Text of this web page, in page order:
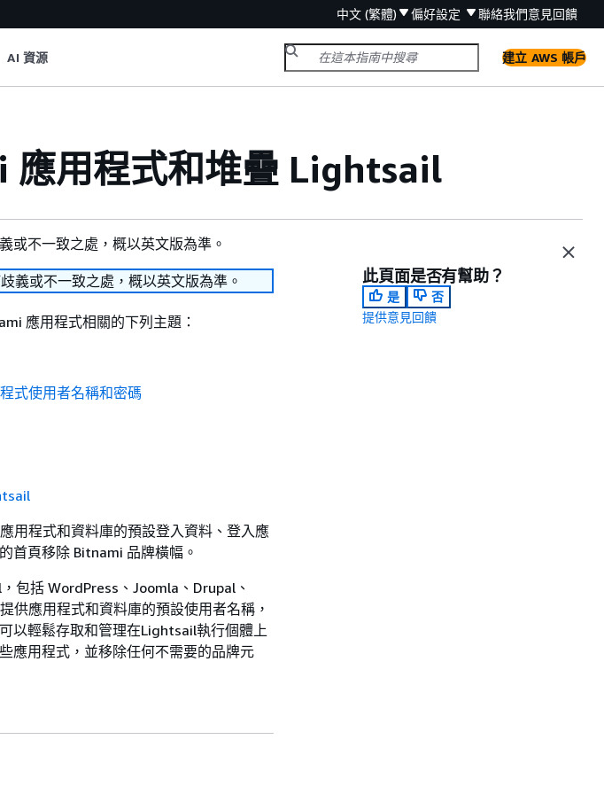
中文 (繁體) 偏好設定 聯絡我們意見回饋
AI 資源 建立 AWS 帳戶
應用程式和堆疊 Lightsail
或不一致之處，概以英文版為準。
義或不一致之處，概以英文版為準。
應用程式相關的下列主題：
式使用者名稱和密碼
用程式和資料庫的預設登入資料、登入應
首頁移除 Bitnami 品牌橫幅。
包括 WordPress、Joomla、Drupal、
供應用程式和資料庫的預設使用者名稱，
以輕鬆存取和管理在Lightsail執行個體上
應用程式，並移除任何不需要的品牌元
此頁面是否有幫助？
是
否
提供意見回饋